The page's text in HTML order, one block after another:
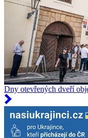
Dny otevřených dveří